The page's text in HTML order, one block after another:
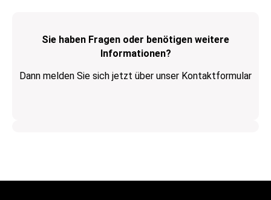
Sie haben Fragen oder benötigen weitere
Informationen?
Dann melden Sie sich jetzt über unser Kontaktformular